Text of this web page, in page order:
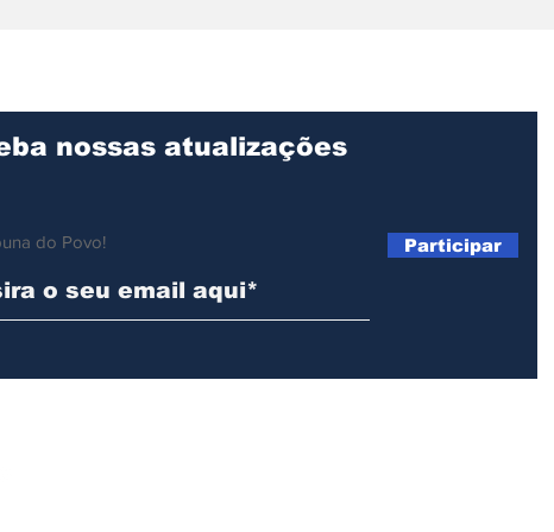
Tributária e uso de IA
nossas atualizações
do Povo! Participar